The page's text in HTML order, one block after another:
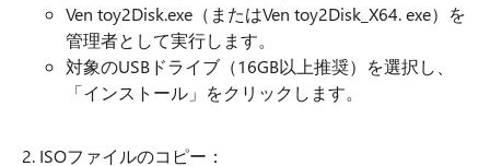
Ven toy2Disk.exe（またはVen toy2Disk_X64. exe）を
管理者として実行します。
対象のUSBドライブ（16GB以上推奨）を選択し、
「インストール」をクリックします。
2. ISOファイルのコピー：